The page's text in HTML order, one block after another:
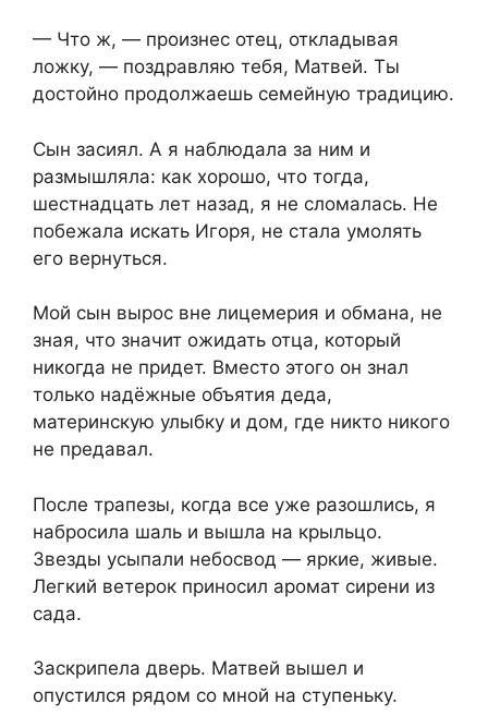
— Что ж, — произнес отец, откладывая
ложку, — поздравляю тебя, Матвей. Ты
достойно продолжаешь семейную традицию.
Сын засиял. А я наблюдала за ним и
размышляла: как хорошо, что тогда,
шестнадцать лет назад, я не сломалась. Не
побежала искать Игоря, не стала умолять
его вернуться.
Мой сын вырос вне лицемерия и обмана, не
зная, что значит ожидать отца, который
никогда не придет. Вместо этого он знал
только надёжные объятия деда,
материнскую улыбку и дом, где никто никого
не предавал.
После трапезы, когда все уже разошлись, я
набросила шаль и вышла на крыльцо.
Звезды усыпали небосвод — яркие, живые.
Легкий ветерок приносил аромат сирени из
сада.
Заскрипела дверь. Матвей вышел и
опустился рядом со мной на ступеньку.